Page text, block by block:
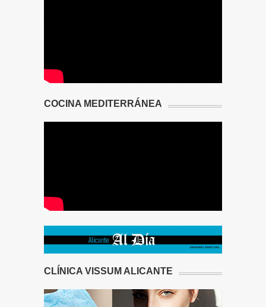
COCINA MEDITERRÁNEA
CLÍNICA VISSUM ALICANTE